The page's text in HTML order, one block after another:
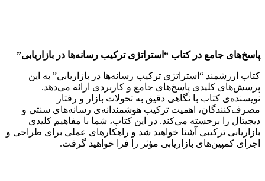
پاسخ‌های جامع در کتاب “استراتژی ترکیب رسانه‌ها در بازاریابی”
کتاب ارزشمند “استراتژی ترکیب رسانه‌ها در بازاریابی” به این
پرسش‌های کلیدی پاسخ‌های جامع و کاربردی ارائه می‌دهد.
نویسنده‌ی کتاب با نگاهی دقیق به تحولات بازار و رفتار
مصرف‌کنندگان، اهمیت ترکیب هوشمندانه‌ی رسانه‌های سنتی و
دیجیتال را برجسته می‌کند. در این کتاب، شما با مفاهیم کلیدی
بازاریابی ترکیبی آشنا خواهید شد و راهکارهای عملی برای طراحی و
اجرای کمپین‌های بازاریابی مؤثر را فرا خواهید گرفت.